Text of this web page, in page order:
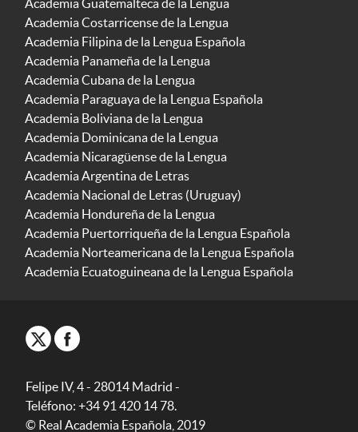
Academia Guatemalteca de la Lengua
Academia Costarricense de la Lengua
Academia Filipina de la Lengua Española
Academia Panameña de la Lengua
Academia Cubana de la Lengua
Academia Paraguaya de la Lengua Española
Academia Boliviana de la Lengua
Academia Dominicana de la Lengua
Academia Nicaragüense de la Lengua
Academia Argentina de Letras
Academia Nacional de Letras (Uruguay)
Academia Hondureña de la Lengua
Academia Puertorriqueña de la Lengua Española
Academia Norteamericana de la Lengua Española
Academia Ecuatoguineana de la Lengua Española
Felipe IV, 4 - 28014 Madrid -
Teléfono: +34 91 420 14 78.
© Real Academia Española, 2019